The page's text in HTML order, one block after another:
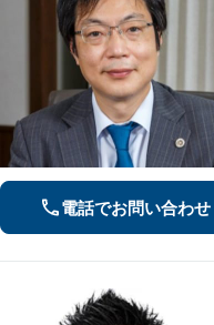
電話でお問い合わせ